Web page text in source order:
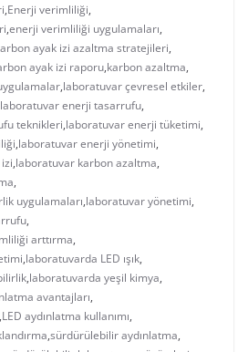
,Enerji verimliliği,
,enerji verimliliği uygulamaları,
ayak izi azaltma stratejileri,
ayak izi raporu,karbon azaltma,
,laboratuvar çevresel etkiler,
laboratuvar enerji tasarrufu,
teknikleri,laboratuvar enerji tüketimi,
,laboratuvar enerji yönetimi,
,laboratuvar karbon azaltma,
,
uygulamaları,laboratuvar yönetimi,
,
arttırma,
,laboratuvarda LED ışık,
,laboratuvarda yeşil kimya,
avantajları,
,LED aydınlatma kullanımı,
,sürdürülebilir aydınlatma,